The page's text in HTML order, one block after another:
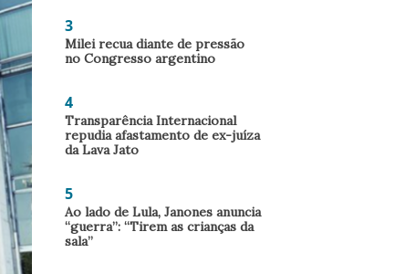
3
Milei recua diante de pressão
no Congresso argentino
4
Transparência Internacional
repudia afastamento de ex-juíza
da Lava Jato
5
Ao lado de Lula, Janones anuncia
“guerra”: “Tirem as crianças da
sala”